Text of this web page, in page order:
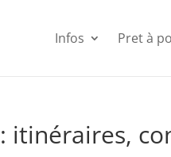
Infos Pret à
itinéraires,